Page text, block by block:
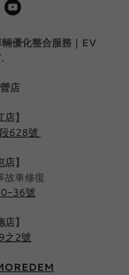
優化整合服務｜EV
店
】
628號
】
故車修復
36號
】
之2號